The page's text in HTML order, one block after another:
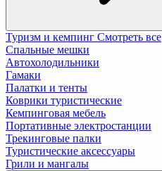
Туризм и кемпинг Смотреть все
Спальные мешки
Автохолодильники
Гамаки
Палатки и тенты
Коврики туристические
Кемпинговая мебель
Портативные электростанции
Трекинговые палки
Туристические аксессуары
Грили и мангалы